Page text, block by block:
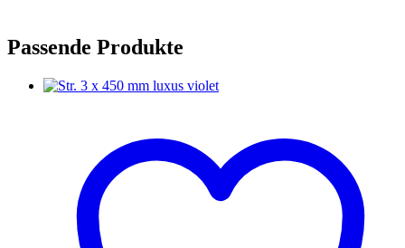
Passende Produkte